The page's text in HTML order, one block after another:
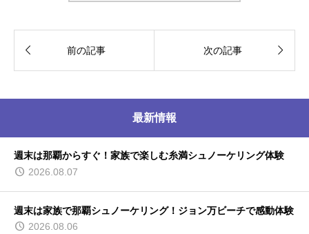
 前の記事 次の記事 
最新情報
週末は那覇からすぐ！家族で楽しむ糸満シュノーケリング体験
2026.08.07
週末は家族で那覇シュノーケリング！ジョン万ビーチで感動体験
2026.08.06